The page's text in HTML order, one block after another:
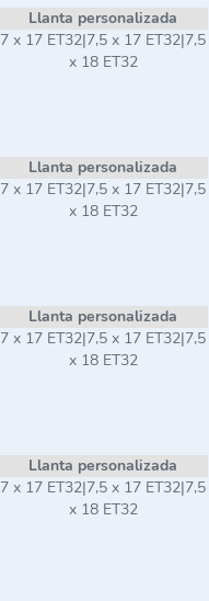
Llanta personalizada
7 x 17 ET32|7,5 x 17 ET32|7,5
x 18 ET32
Llanta personalizada
7 x 17 ET32|7,5 x 17 ET32|7,5
x 18 ET32
Llanta personalizada
7 x 17 ET32|7,5 x 17 ET32|7,5
x 18 ET32
Llanta personalizada
7 x 17 ET32|7,5 x 17 ET32|7,5
x 18 ET32